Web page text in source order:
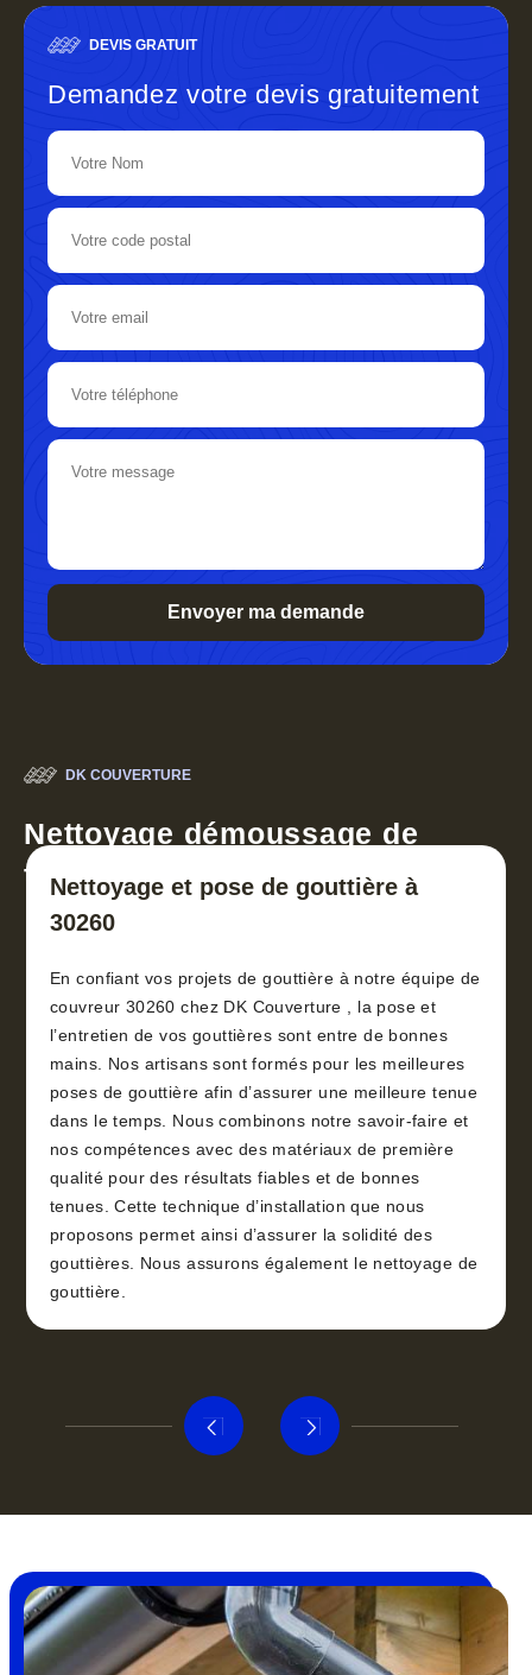
DEVIS GRATUIT
Demandez votre devis gratuitement
DK COUVERTURE
Nettoyage démoussage de
toiture 30
Nettoyage et pose de gouttière à
30260
En confiant vos projets de gouttière à notre équipe de
couvreur 30260 chez DK Couverture , la pose et
l’entretien de vos gouttières sont entre de bonnes
mains. Nos artisans sont formés pour les meilleures
poses de gouttière afin d’assurer une meilleure tenue
dans le temps. Nous combinons notre savoir-faire et
nos compétences avec des matériaux de première
qualité pour des résultats fiables et de bonnes
tenues. Cette technique d’installation que nous
proposons permet ainsi d’assurer la solidité des
gouttières. Nous assurons également le nettoyage de
gouttière.